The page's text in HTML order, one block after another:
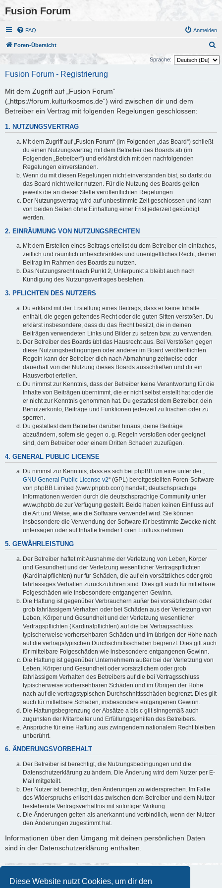
Diese Website nutzt Cookies, um dir den
Fusion Forum
FAQ Anmelden
Foren-Übersicht
u
Sprache:
Fusion Forum - Registrierung
Mit dem Zugriff auf „Fusion Forum“
(„https://forum.kulturkosmos.de“) wird zwischen dir und dem
Betreiber ein Vertrag mit folgenden Regelungen geschlossen:
1. NUTZUNGSVERTRAG
Mit dem Zugriff auf „Fusion Forum“ (im Folgenden „das Board“) schließt
du einen Nutzungsvertrag mit dem Betreiber des Boards ab (im
Folgenden „Betreiber“) und erklärst dich mit den nachfolgenden
Regelungen einverstanden.
Wenn du mit diesen Regelungen nicht einverstanden bist, so darfst du
das Board nicht weiter nutzen. Für die Nutzung des Boards gelten
jeweils die an dieser Stelle veröffentlichten Regelungen.
Der Nutzungsvertrag wird auf unbestimmte Zeit geschlossen und kann
von beiden Seiten ohne Einhaltung einer Frist jederzeit gekündigt
werden.
2. EINRÄUMUNG VON NUTZUNGSRECHTEN
Mit dem Erstellen eines Beitrags erteilst du dem Betreiber ein einfaches,
zeitlich und räumlich unbeschränktes und unentgeltliches Recht, deinen
Beitrag im Rahmen des Boards zu nutzen.
Das Nutzungsrecht nach Punkt 2, Unterpunkt a bleibt auch nach
Kündigung des Nutzungsvertrages bestehen.
3. PFLICHTEN DES NUTZERS
Du erklärst mit der Erstellung eines Beitrags, dass er keine Inhalte
enthält, die gegen geltendes Recht oder die guten Sitten verstoßen. Du
erklärst insbesondere, dass du das Recht besitzt, die in deinen
Beiträgen verwendeten Links und Bilder zu setzen bzw. zu verwenden.
Der Betreiber des Boards übt das Hausrecht aus. Bei Verstößen gegen
diese Nutzungsbedingungen oder anderer im Board veröffentlichten
Regeln kann der Betreiber dich nach Abmahnung zeitweise oder
dauerhaft von der Nutzung dieses Boards ausschließen und dir ein
Hausverbot erteilen.
Du nimmst zur Kenntnis, dass der Betreiber keine Verantwortung für die
Inhalte von Beiträgen übernimmt, die er nicht selbst erstellt hat oder die
er nicht zur Kenntnis genommen hat. Du gestattest dem Betreiber, dein
Benutzerkonto, Beiträge und Funktionen jederzeit zu löschen oder zu
sperren.
Du gestattest dem Betreiber darüber hinaus, deine Beiträge
abzuändern, sofern sie gegen o. g. Regeln verstoßen oder geeignet
sind, dem Betreiber oder einem Dritten Schaden zuzufügen.
4. GENERAL PUBLIC LICENSE
Du nimmst zur Kenntnis, dass es sich bei phpBB um eine unter der „
GNU General Public License v2“ (GPL) bereitgestellten Foren-Software
von phpBB Limited (www.phpbb.com) handelt; deutschsprachige
Informationen werden durch die deutschsprachige Community unter
www.phpbb.de zur Verfügung gestellt. Beide haben keinen Einfluss auf
die Art und Weise, wie die Software verwendet wird. Sie können
insbesondere die Verwendung der Software für bestimmte Zwecke nicht
untersagen oder auf Inhalte fremder Foren Einfluss nehmen.
5. GEWÄHRLEISTUNG
Der Betreiber haftet mit Ausnahme der Verletzung von Leben, Körper
und Gesundheit und der Verletzung wesentlicher Vertragspflichten
(Kardinalpflichten) nur für Schäden, die auf ein vorsätzliches oder grob
fahrlässiges Verhalten zurückzuführen sind. Dies gilt auch für mittelbare
Folgeschäden wie insbesondere entgangenen Gewinn.
Die Haftung ist gegenüber Verbrauchern außer bei vorsätzlichem oder
grob fahrlässigem Verhalten oder bei Schäden aus der Verletzung von
Leben, Körper und Gesundheit und der Verletzung wesentlicher
Vertragspflichten (Kardinalpflichten) auf die bei Vertragsschluss
typischerweise vorhersehbaren Schäden und im übrigen der Höhe nach
auf die vertragstypischen Durchschnittsschäden begrenzt. Dies gilt auch
für mittelbare Folgeschäden wie insbesondere entgangenen Gewinn.
Die Haftung ist gegenüber Unternehmern außer bei der Verletzung von
Leben, Körper und Gesundheit oder vorsätzlichem oder grob
fahrlässigem Verhalten des Betreibers auf die bei Vertragsschluss
typischerweise vorhersehbaren Schäden und im Übrigen der Höhe
nach auf die vertragstypischen Durchschnittsschäden begrenzt. Dies gilt
auch für mittelbare Schäden, insbesondere entgangenen Gewinn.
Die Haftungsbegrenzung der Absätze a bis c gilt sinngemäß auch
zugunsten der Mitarbeiter und Erfüllungsgehilfen des Betreibers.
Ansprüche für eine Haftung aus zwingendem nationalem Recht bleiben
unberührt.
6. ÄNDERUNGSVORBEHALT
Der Betreiber ist berechtigt, die Nutzungsbedingungen und die
Datenschutzerklärung zu ändern. Die Änderung wird dem Nutzer per E-
Mail mitgeteilt.
Der Nutzer ist berechtigt, den Änderungen zu widersprechen. Im Falle
des Widerspruchs erlischt das zwischen dem Betreiber und dem Nutzer
bestehende Vertragsverhältnis mit sofortiger Wirkung.
Die Änderungen gelten als anerkannt und verbindlich, wenn der Nutzer
den Änderungen zugestimmt hat.
Informationen über den Umgang mit deinen persönlichen Daten
sind in der Datenschutzerklärung enthalten.